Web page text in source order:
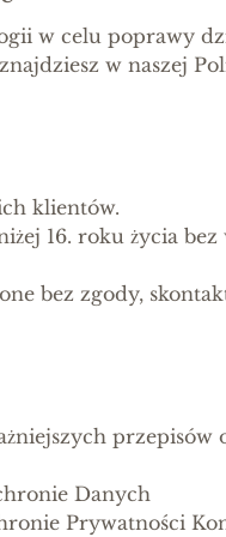
w celu poprawy
w naszej
klientów.
16. roku życia
bez zgody,
Danych
Prywatności